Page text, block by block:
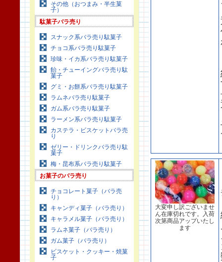
その他（おつまみ・半生菓
子）
駄菓子バラ売り
スナック系バラ売り駄菓子
チョコ系バラ売り駄菓子
珍味・イカ系バラ売り駄菓子
飴・チューイングバラ売り駄
菓子
グミ・お餅系バラ売り駄菓子
ラムネバラ売り駄菓子
ガム系バラ売り駄菓子
ラーメン系バラ売り駄菓子
カステラ・ビスケットバラ売
り
ゼリー・ドリンクバラ売り駄
菓子
梅・昆布系バラ売り駄菓子
お菓子のバラ売り
チョコレート菓子（バラ売
り）
キャンディ菓子（バラ売り）
キャラメル菓子（バラ売り）
ラムネ菓子（バラ売り）
ガム菓子（バラ売り）
ビスケット・クッキー・焼菓
子
大変申し訳ございませ
ん在庫切れです。入荷
次第商品アップいたし
ます